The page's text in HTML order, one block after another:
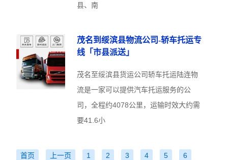
县、南
茂名到绥滨县物流公司-轿车托运专
线「市县派送」
茂名至绥滨县货运公司轿车托运陆连物
流是一家可以提供汽车托运服务的公
司，全程约4078公里，运输时效大约需
要41.6小
首页 上一页 1 2 3 4 5 6